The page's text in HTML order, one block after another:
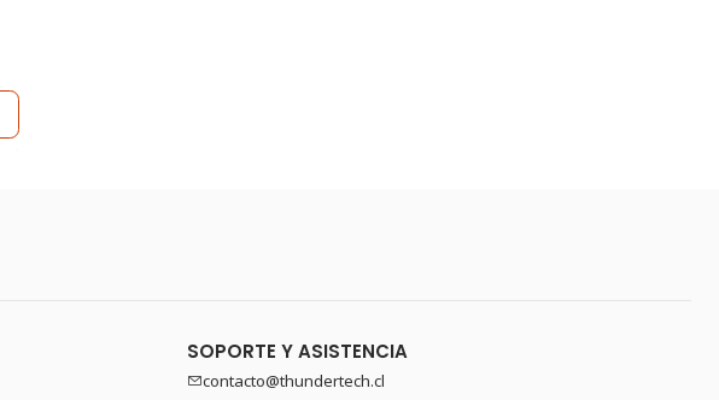
SOPORTE Y ASISTENCIA
contacto@thundertech.cl